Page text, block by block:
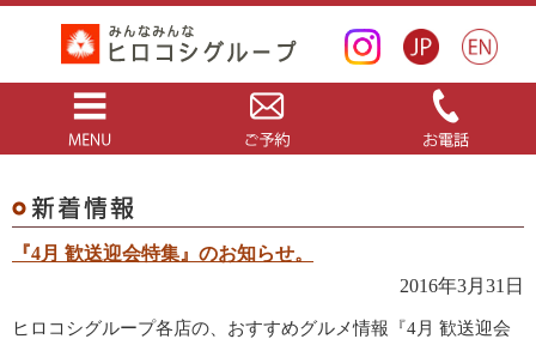
『4月 歓送迎会特集』のお知らせ。
2016年3月31日
ヒロコシグループ各店の、おすすめグルメ情報『4月 歓送迎会